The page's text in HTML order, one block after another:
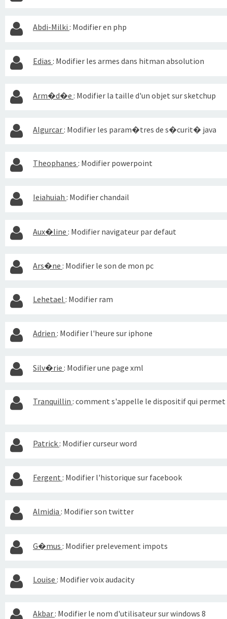
Abdi-Milki : Modifier en php
Edias : Modifier les armes dans hitman absolution
Arm�d�e : Modifier la taille d'un objet sur sketchup
Algurcar: Modifier les param�tres de s�curit� java
Theophanes : Modifier powerpoint
Ieiahuiah : Modifier chandail
Aux�line : Modifier navigateur par defaut
Ars�ne : Modifier le son de mon pc
Lehetael : Modifier ram
Adrien : Modifier l'heure sur iphone
Silv�rie : Modifier une page xml
Tranquillin : comment s'appelle le dispositif qui
Patrick: Modifier curseur word
Fergent : Modifier l'historique sur facebook
Almidia : Modifier son twitter
G�mus : Modifier prelevement impots
Louise : Modifier voix audacity
Akbar: Modifier le nom d'utilisateur sur windows 8